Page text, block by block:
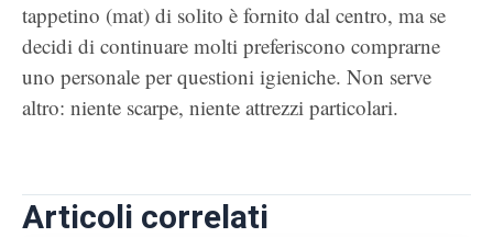
tappetino (mat) di solito è fornito dal centro, ma se
decidi di continuare molti preferiscono comprarne
uno personale per questioni igieniche. Non serve
altro: niente scarpe, niente attrezzi particolari.
Articoli correlati